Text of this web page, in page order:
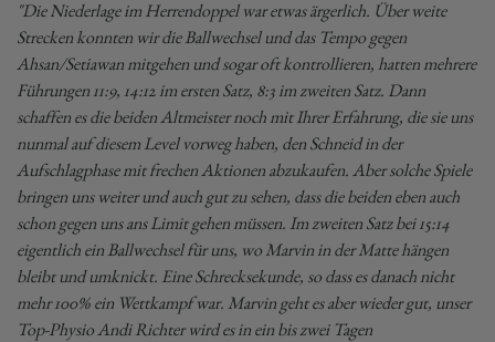
"Die Niederlage im Herrendoppel war etwas ärgerlich. Über weite
Strecken konnten wir die Ballwechsel und das Tempo gegen
Ahsan/Setiawan mitgehen und sogar oft kontrollieren, hatten mehrere
Führungen 11:9, 14:12 im ersten Satz, 8:3 im zweiten Satz. Dann
schaffen es die beiden Altmeister noch mit Ihrer Erfahrung, die sie uns
nunmal auf diesem Level vorweg haben, den Schneid in der
Aufschlagphase mit frechen Aktionen abzukaufen. Aber solche Spiele
bringen uns weiter und auch gut zu sehen, dass die beiden eben auch
schon gegen uns ans Limit gehen müssen. Im zweiten Satz bei 15:14
eigentlich ein Ballwechsel für uns, wo Marvin in der Matte hängen
bleibt und umknickt. Eine Schrecksekunde, so dass es danach nicht
mehr 100% ein Wettkampf war. Marvin geht es aber wieder gut, unser
Top-Physio Andi Richter wird es in ein bis zwei Tagen